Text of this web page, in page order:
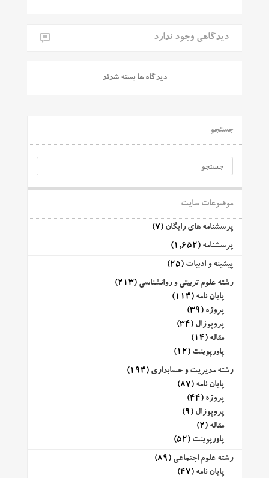
دیدگاهی وجود ندارد
دیدگاه ها بسته شدند
جستجو
موضوعات سایت
پرسشنامه های رایگان (7)
پرسشنامه (1,652)
پیشینه و ادبیات (25)
رشته علوم تربیتی و روانشناسی (213)
پایان نامه (114)
پروژه (39)
پروپوزال (34)
مقاله (14)
پاورپوینت (12)
رشته مدیریت و حسابداری (194)
پایان نامه (87)
پروژه (44)
پروپوزال (9)
مقاله (2)
پاورپوینت (52)
رشته علوم اجتماعی (89)
پایان نامه (47)